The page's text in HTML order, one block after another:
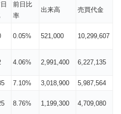
前日比
率
出来高 売買代金
0.05% 521,000 10,299,607
4.06% 2,991,400 6,227,135
7.10% 3,018,900 5,987,564
8.76% 1,199,300 4,709,080